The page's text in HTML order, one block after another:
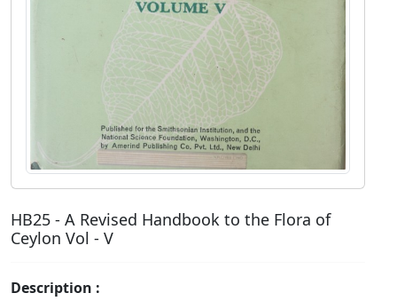
HB25 - A Revised Handbook to the Flora of
Ceylon Vol - V
Description :